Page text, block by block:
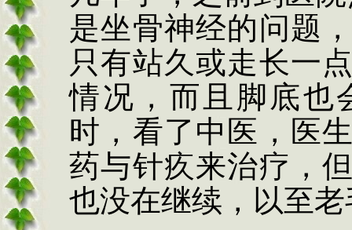
是坐骨神经的问题
只有站久或走长一
情况，而且脚底也
时，看了中医，医
药与针疚来治疗，
也没在继续，以至